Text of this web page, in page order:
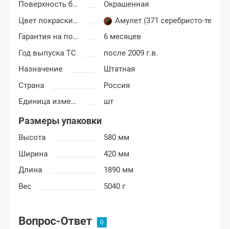
Поверхность бампера
Окрашенная
Цвет покраски Шевроле Нива
Амулет (371 серебристо-
Гарантия на покраску
6 месяцев
Год выпуска ТС
после 2009 г.в.
Назначение
Штатная
Страна
Россия
Единица измерения
шт
Размеры упаковки
Высота
580 мм
Ширина
420 мм
Длина
1890 мм
Вес
5040 г
Вопрос-Ответ